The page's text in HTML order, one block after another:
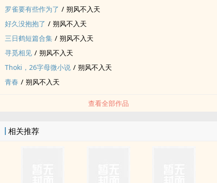
罗雀要有些作为了 / 朔风不入天
好久没抱抱了 / 朔风不入天
三日鹤短篇合集 / 朔风不入天
寻觅相见 / 朔风不入天
Thoki，26字母微小说 / 朔风不入天
青春 / 朔风不入天
查看全部作品
相关推荐